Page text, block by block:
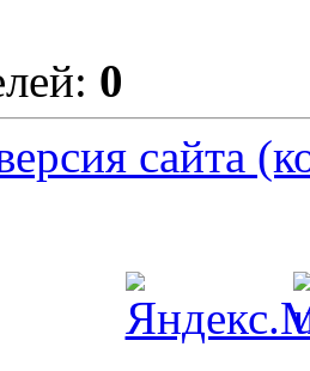
0
сайта